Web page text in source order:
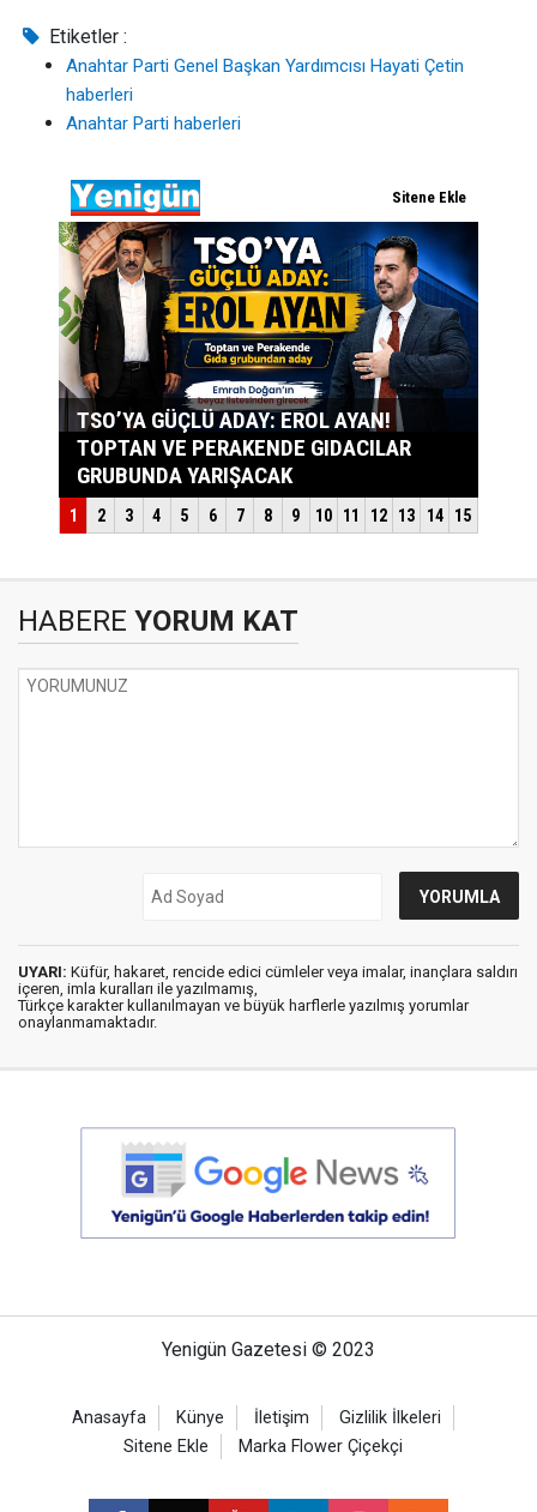
Etiketler :
Anahtar Parti Genel Başkan Yardımcısı Hayati Çetin
haberleri
Anahtar Parti haberleri
HABERE YORUM KAT
UYARI: Küfür, hakaret, rencide edici cümleler veya imalar, inançlara saldırı
içeren, imla kuralları ile yazılmamış,
Türkçe karakter kullanılmayan ve büyük harflerle yazılmış yorumlar
onaylanmamaktadır.
Yenigün Gazetesi © 2023
Anasayfa Künye İletişim
Gizlilik İlkeleri
Sitene Ekle
Marka Flower Çiçekçi